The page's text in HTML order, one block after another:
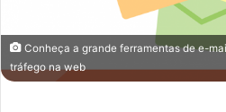
Conheça a grande ferramentas de e-
tráfego na web